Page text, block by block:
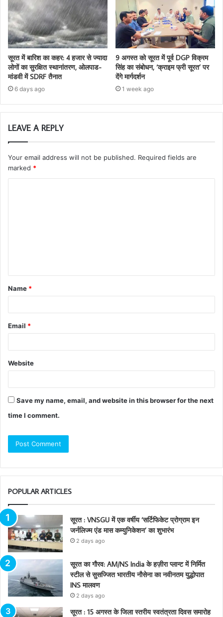
सूरत में बारिश का कहर: 4 हजार से ज्यादा
लोगों का सुरक्षित स्थानांतरण, ओलपाड-
मांडवी में SDRF तैनात
6 days ago
9 अगस्त को सूरत में पूर्व DGP विक्रम
सिंह का संबोधन, ‘क्राइम फ्री सूरत’ पर
देंगे मार्गदर्शन
1 week ago
LEAVE A REPLY
Your email address will not be published. Required fields are
marked *
Name *
Email *
Website
Save my name, email, and website in this browser for the next
time I comment.
POPULAR ARTICLES
सूरत : VNSGU में एक वर्षीय ‘सर्टिफिकेट प्रोग्राम इन
जर्नलिज्म एंड मास कम्युनिकेशन’ का शुभारंभ
2 days ago
सूरत का गौरव: AM/NS India के हज़ीरा प्लान्ट में निर्मित
स्टील से सुसज्जित भारतीय नौसेना का नवीनतम युद्धोपात
INS मालवण
2 days ago
सूरत : 15 अगस्त के जिला स्तरीय स्वतंत्रता दिवस समारोह